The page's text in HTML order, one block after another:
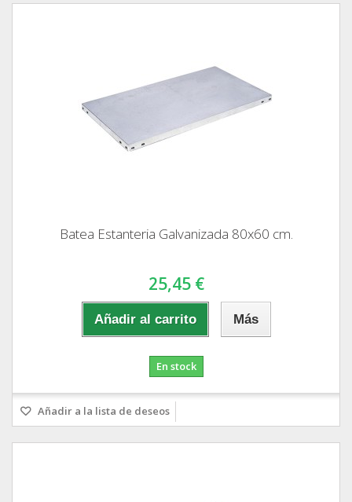
Batea Estanteria Galvanizada 80x60 cm.
25,45 €
Añadir al carrito Más
En stock
Añadir a la lista de deseos